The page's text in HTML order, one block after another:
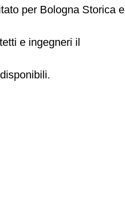
per Bologna Storica e
e ingegneri il